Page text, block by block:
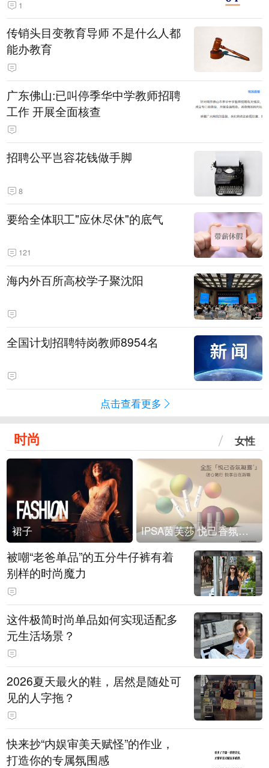
1
传销头目变教育导师 不是什么人都
能办教育
广东佛山:已叫停季华中学教师招聘
工作 开展全面核查
招聘公平岂容花钱做手脚
8
要给全体职工"应休尽休"的底气
121
海内外百所高校学子聚沈阳
全国计划招聘特岗教师8954名
点击查看更多
时尚 女性
裙子 IPSA茵芙莎 悦己香氛凝露上市
被嘲“老爸单品”的五分牛仔裤有着
别样的时尚魔力
这件极简时尚单品如何实现适配多
元生活场景？
2026夏天最火的鞋，居然是随处可
见的人字拖？
快来抄“内娱审美天赋怪”的作业，
打造你的专属氛围感